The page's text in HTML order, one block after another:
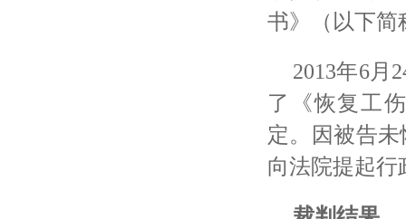
书》（以下简
2013年6月
了《恢复工
定。因被告
向法院提起行